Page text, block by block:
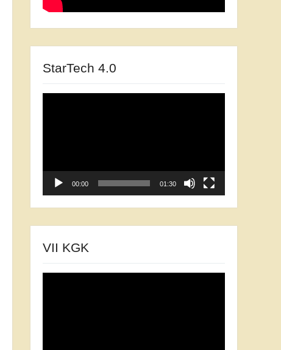
StarTech 4.0
00:00 01:30
VII KGK